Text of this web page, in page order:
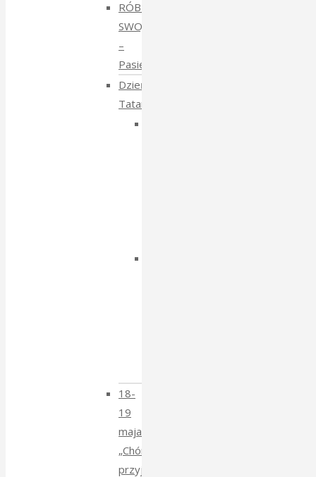
RÓBMY
SWOJE
–
Pasieki
Dzień
Tatarski
18-
19
maja
„Chór
przyjechał”